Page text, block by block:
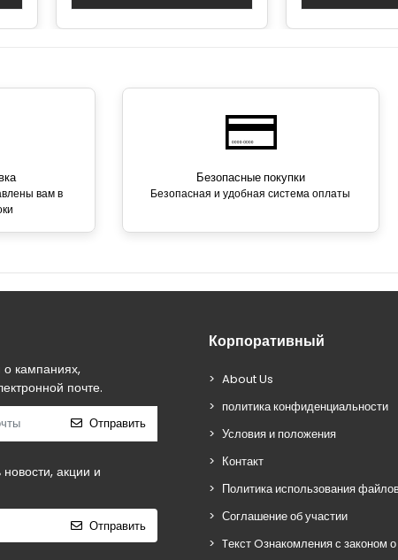
вам в
Безопасные покупки
Безопасная и удобная система оплаты
о кампаниях,
почте.
Отправить
акции и
Отправить
Корпоративный
About Us
политика конфиденциальности
Условия и положения
Контакт
Политика использования
Соглашение об участии
Tекст Oзнакомления с законом